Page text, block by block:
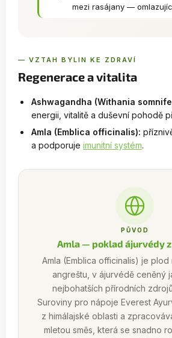
mezi rasájany —
— VZTAH BYLIN KE ZDRAVÍ
Regenerace a vitalita
Ashwagandha (Withania
energii, vitalitě a duševní pohodě
Amla (Emblica officinalis):
a podporuje imunitní systém.
PŮVOD
Amla — poklad ájurvédy
Amla (Emblica officinalis) je plod
angreštu, v ájurvédě ceněný
nejbohatších přírodních
Suroviny pro nápoje Everest
z himálajské oblasti a
mletou směs, která se snadno